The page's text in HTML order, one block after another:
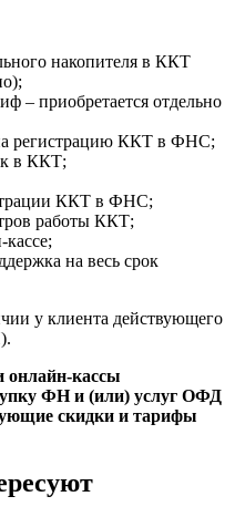
накопителя в ККТ
– приобретается отдельно
регистрацию ККТ в ФНС;
в ККТ;
ККТ в ФНС;
работы ККТ;
на весь срок
у клиента действующего
онлайн-кассы
ФН и (или) услуг ОФД
скидки и тарифы